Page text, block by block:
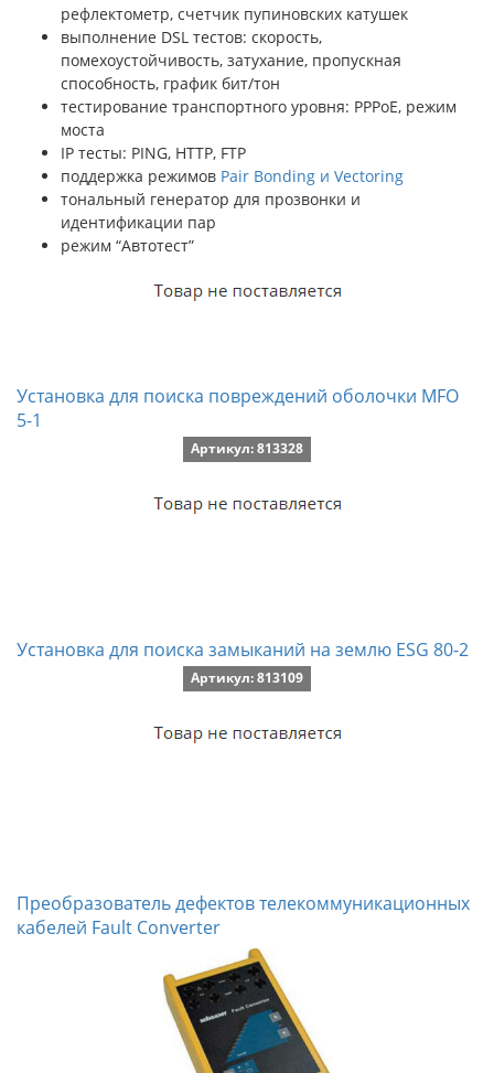
рефлектометр, счетчик пупиновских катушек
выполнение DSL тестов: скорость,
помехоустойчивость, затухание, пропускная
способность, график бит/тон
тестирование транспортного уровня: PPPoE, режим
моста
IP тесты: PING, HTTP, FTP
поддержка режимов Pair Bonding и Vectoring
тональный генератор для прозвонки и
идентификации пар
режим “Автотест”
Установка для поиска повреждений оболочки MFO
5-1
Артикул: 813328
Установка для поиска замыканий на землю ESG 80-2
Артикул: 813109
Преобразователь дефектов телекоммуникационных
кабелей Fault Converter